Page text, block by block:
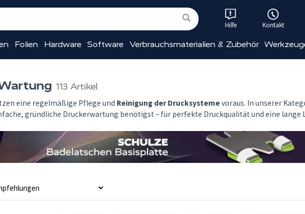
Hilfe Kontakt
Folien Hardware Software Verbrauchsmaterialien & Zubehör
113 Artikel
eine regelmäßige Pflege und Reinigung der Drucksystemevoraus. In unserer
gründliche Druckerwartung benötigst – für perfekte Druckqualität und eine lange